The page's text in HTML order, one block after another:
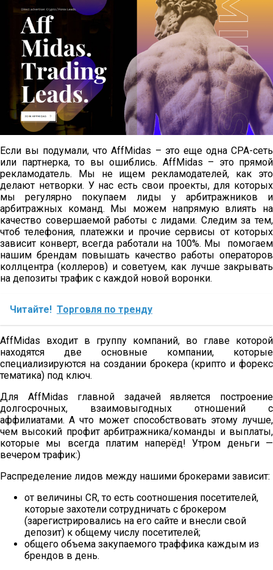
Если вы подумали, что AffMidas – это еще одна СРА-сеть
или партнерка, то вы ошиблись. AffMidas – это прямой
рекламодатель. Мы не ищем рекламодателей, как это
делают нетворки. У нас есть свои проекты, для которых
мы регулярно покупаем лиды у арбитражников и
арбитражных команд. Мы можем напрямую влиять на
качество совершаемой работы с лидами. Следим за тем,
чтоб телефония, платежки и прочие сервисы от которых
зависит конверт, всегда работали на 100%. Мы помогаем
нашим брендам повышать качество работы операторов
коллцентра (коллеров) и советуем, как лучше закрывать
на депозиты трафик с каждой новой воронки.
Читайте! Торговля по тренду
AffMidas входит в группу компаний, во главе которой
находятся две основные компании, которые
специализируются на создании брокера (крипто и форекс
тематика) под ключ.
Для AffMidas главной задачей является построение
долгосрочных, взаимовыгодных отношений с
аффилиатами. А что может способствовать этому лучше,
чем высокий профит арбитражника/команды и выплаты,
которые мы всегда платим наперёд! Утром деньги —
вечером трафик:)
Распределение лидов между нашими брокерами зависит:
от величины CR, то есть соотношения посетителей,
которые захотели сотрудничать с брокером
(зарегистрировались на его сайте и внесли свой
депозит) к общему числу посетителей;
общего объема закупаемого траффика каждым из
брендов в день.